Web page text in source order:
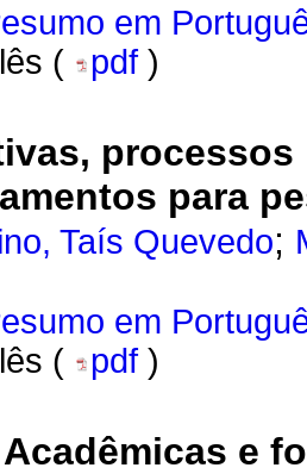
em
( pdf )
para
Taís Quevedo;
em
( pdf )
e